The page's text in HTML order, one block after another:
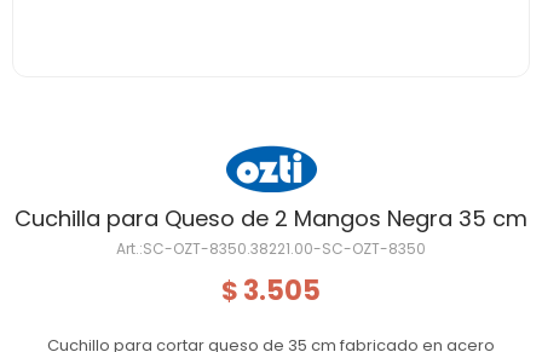
Cuchilla para Queso de 2 Mangos Negra 35 cm
SC-OZT-8350.38221.00-SC-OZT-8350
$ 3.505
Cuchillo para cortar queso de 35 cm fabricado en acero